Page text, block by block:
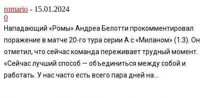
romario - 15.01.2024
0
Нападающий «Ромы» Андреа Белотти прокомментировал
поражение в матче 20-го тура серии А с «Миланом» (1:3). Он
отметил, что сейчас команда переживает трудный момент.
«Сейчас лучший способ — объединиться между собой и
работать. У нас часто есть всего пара дней на...